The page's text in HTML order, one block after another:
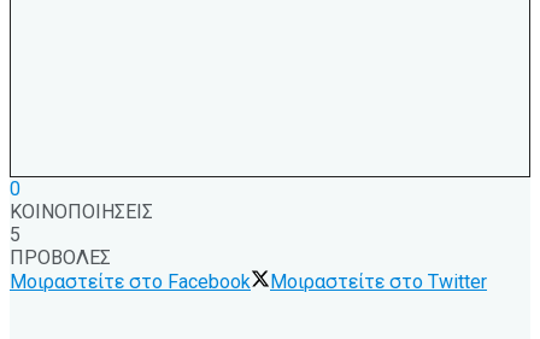
0
ΚΟΙΝΟΠΟΙΗΣΕΙΣ
5
ΠΡΟΒΟΛΕΣ
Μοιραστείτε στο Facebook
Μοιραστείτε στο Twitter